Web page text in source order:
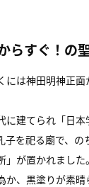
らすぐ！の
には神田明神正
に建てられ「日
子を祀る廟で、
」が置かれました。
か、黒塗りが素